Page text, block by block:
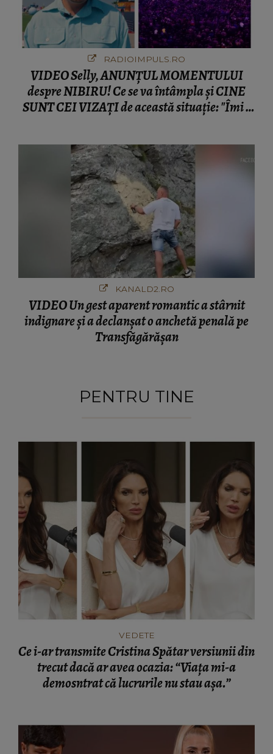
RADIOIMPULS.RO
VIDEO Selly, ANUNȚUL MOMENTULUI
despre NIBIRU! Ce se va întâmpla și CINE
SUNT CEI VIZAȚI de această situație: "Îmi e
KANALD2.RO
VIDEO Un gest aparent romantic a stârnit
indignare și a declanșat o anchetă penală pe
Transfăgărășan
PENTRU TINE
VEDETE
Ce i-ar transmite Cristina Spătar versiunii din
trecut dacă ar avea ocazia: “Viața mi-a
demosntrat că lucrurile nu stau așa.”